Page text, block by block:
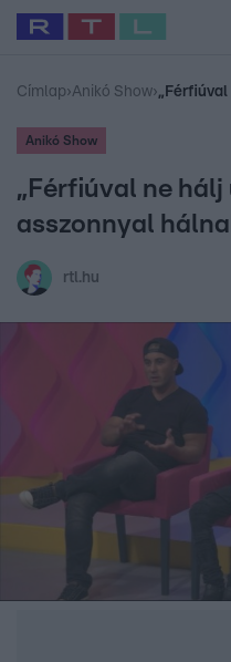
Legfrissebb RTL Híradó
Babits Marcella
Címlap›Anikó Show›
Anikó Show
„Férfiúval ne hálj
asszonnyal
rtl.hu